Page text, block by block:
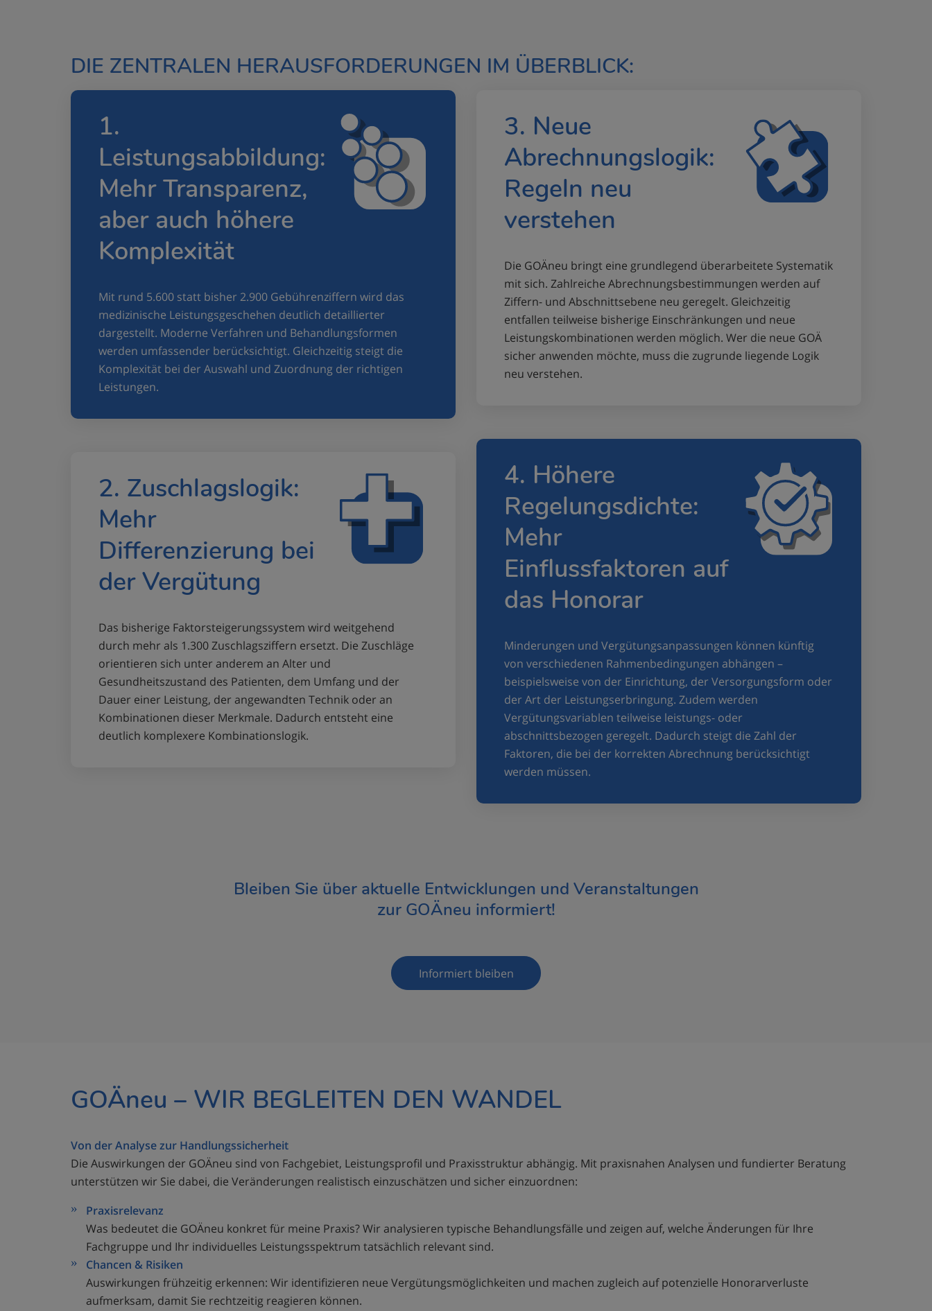
DIE ZENTRALEN HERAUSFORDERUNGEN IM ÜBERBLICK:
1.
Leistungsabbildung:
Mehr Transparenz,
aber auch höhere
Komplexität
Mit rund 5.600 statt bisher 2.900 Gebührenziffern wird das
medizinische Leistungsgeschehen deutlich detaillierter
dargestellt. Moderne Verfahren und Behandlungsformen
werden umfassender berücksichtigt. Gleichzeitig steigt die
Komplexität bei der Auswahl und Zuordnung der richtigen
Leistungen.
2. Zuschlagslogik:
Mehr
Differenzierung bei
der Vergütung
Das bisherige Faktorsteigerungssystem wird weitgehend
durch mehr als 1.300 Zuschlagsziffern ersetzt. Die Zuschläge
orientieren sich unter anderem an Alter und
Gesundheitszustand des Patienten, dem Umfang und der
Dauer einer Leistung, der angewandten Technik oder an
Kombinationen dieser Merkmale. Dadurch entsteht eine
deutlich komplexere Kombinationslogik.
3. Neue
Abrechnungslogik:
Regeln neu
verstehen
Die GOÄneu bringt eine grundlegend überarbeitete Systematik
mit sich. Zahlreiche Abrechnungsbestimmungen werden auf
Ziffern- und Abschnittsebene neu geregelt. Gleichzeitig
entfallen teilweise bisherige Einschränkungen und neue
Leistungskombinationen werden möglich. Wer die neue GOÄ
sicher anwenden möchte, muss die zugrunde liegende Logik
neu verstehen.
4. Höhere
Regelungsdichte:
Mehr
Einflussfaktoren auf
das Honorar
Minderungen und Vergütungsanpassungen können künftig
von verschiedenen Rahmenbedingungen abhängen –
beispielsweise von der Einrichtung, der Versorgungsform oder
der Art der Leistungserbringung. Zudem werden
Vergütungsvariablen teilweise leistungs- oder
abschnittsbezogen geregelt. Dadurch steigt die Zahl der
Faktoren, die bei der korrekten Abrechnung berücksichtigt
werden müssen.
Bleiben Sie über aktuelle Entwicklungen und Veranstaltungen
zur GOÄneu informiert!
Informiert bleiben
GOÄneu – WIR BEGLEITEN DEN WANDEL
Von der Analyse zur Handlungssicherheit
Die Auswirkungen der GOÄneu sind von Fachgebiet, Leistungsprofil und Praxisstruktur abhängig. Mit praxisnahen Analysen und fundierter Beratung
unterstützen wir Sie dabei, die Veränderungen realistisch einzuschätzen und sicher einzuordnen:
Praxisrelevanz
Was bedeutet die GOÄneu konkret für meine Praxis? Wir analysieren typische Behandlungsfälle und zeigen auf, welche Änderungen für Ihre
Fachgruppe und Ihr individuelles Leistungsspektrum tatsächlich relevant sind.
Chancen & Risiken
Auswirkungen frühzeitig erkennen: Wir identifizieren neue Vergütungsmöglichkeiten und machen zugleich auf potenzielle Honorarverluste
aufmerksam, damit Sie rechtzeitig reagieren können.